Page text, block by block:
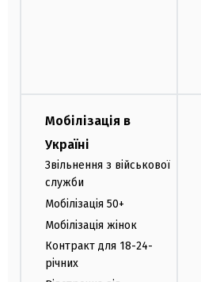
Мобілізація в
Україні
Звільнення з військової
служби
Мобілізація 50+
Мобілізація жінок
Контракт для 18-24-
річних